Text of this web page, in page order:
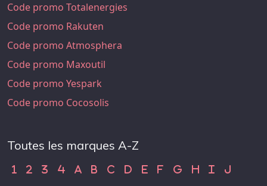
Code promo Totalenergies
Code promo Rakuten
Code promo Atmosphera
Code promo Maxoutil
Code promo Yespark
Code promo Cocosolis
Toutes les marques A-Z
1 Code Promo 1
2 Code Promo 2
3 Code Promo 3
4Code Promo 4
ACode Promo A
B Code Promo B
C Code Promo C
D Code Promo D
ECode Promo E
FCode Promo F
G Code Promo G
HCode Promo H
ICode
J